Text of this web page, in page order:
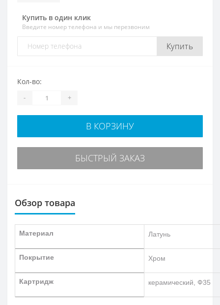
Купить в один клик
Введите номер телефона и мы перезвоним
Купить
Кол-во:
- +
В КОРЗИНУ
БЫСТРЫЙ ЗАКАЗ
Обзор товара
Материал Латунь
Покрытие Хром
Картридж керамический, Ф35